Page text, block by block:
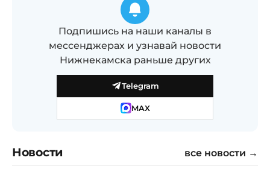
Подпишись на наши каналы в
мессенджерах и узнавай новости
Нижнекамска раньше других
Telegram
MAX
Новости все новости →